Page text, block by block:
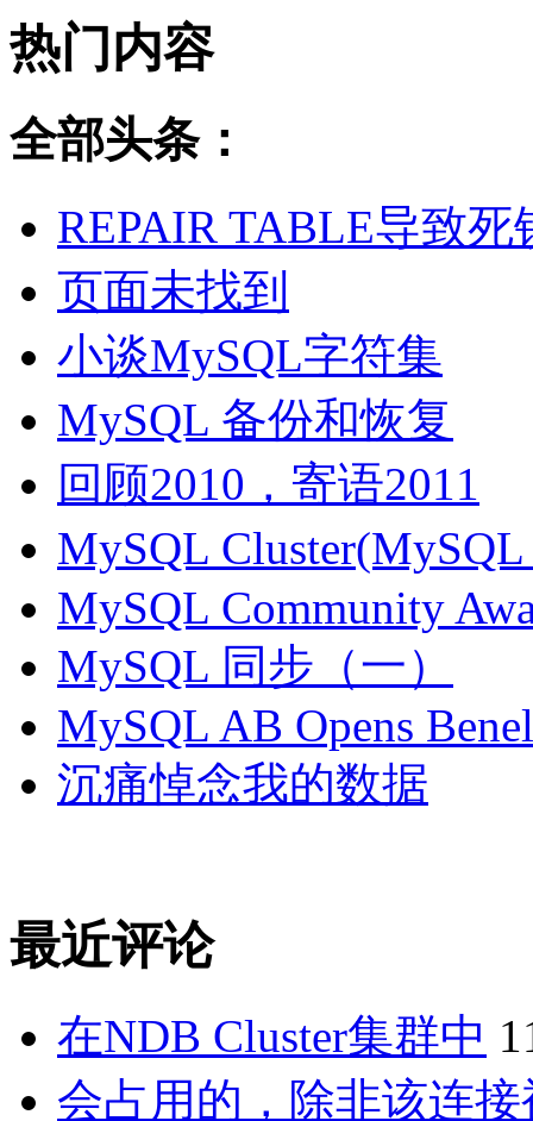
热门内容
全部头条：
REPAIR TABLE导致死
页面未找到
小谈MySQL字符集
MySQL 备份和恢复
回顾2010，寄语2011
MySQL
MySQL Community
MySQL 同步（一）
MySQL AB Opens
沉痛悼念我的数据
最近评论
在NDB Cluster集群中
会占用的，除非该连